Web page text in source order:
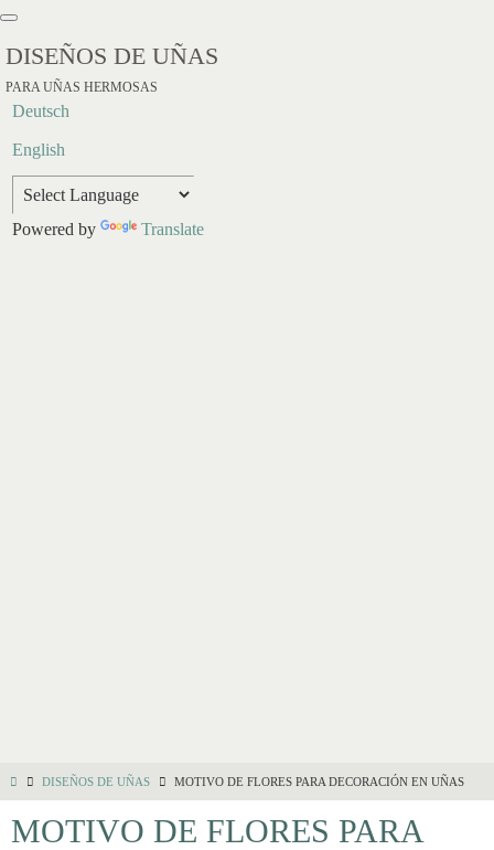
DISEÑOS DE UÑAS
PARA UÑAS HERMOSAS
Deutsch
English
Powered by Translate
DISEÑOS DE UÑAS MOTIVO DE FLORES PARA DECORACIÓN EN UÑAS
MOTIVO DE FLORES PARA